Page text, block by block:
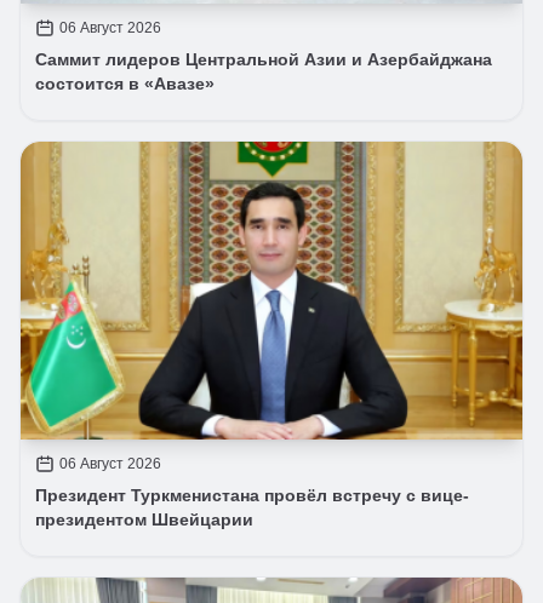
06 Август 2026
Саммит лидеров Центральной Азии и Азербайджана
состоится в «Авазе»
06 Август 2026
Президент Туркменистана провёл встречу с вице-
президентом Швейцарии